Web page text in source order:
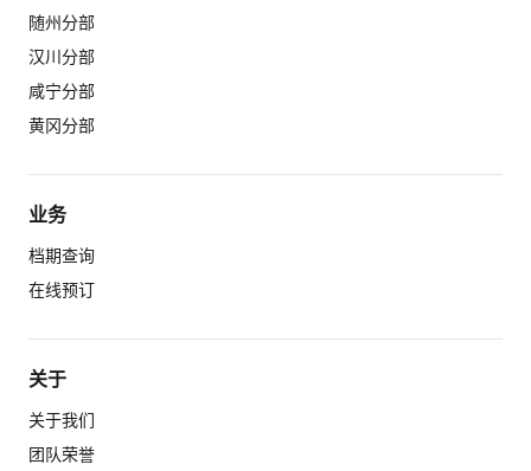
随州分部
汉川分部
咸宁分部
黄冈分部
业务
档期查询
在线预订
关于
关于我们
团队荣誉